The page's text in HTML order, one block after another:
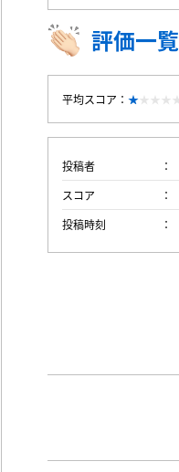
評価一覧
平均スコア：
投稿者
スコア
投稿時刻